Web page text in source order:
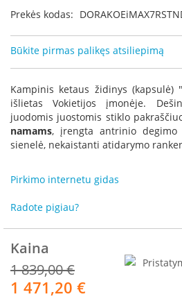
f
r
o
m
e
R
o
t
p
p
r
Prekės kodas:
Būkite pirmas palikęs atsiliepimą
Kampinis ketaus židinys (kapsulė)
išlietas Vokietijos įmonėje.
juodomis juostomis stiklo
namams, įrengta antrinio degimo
sienelė, nekaistanti atidarymo
Pirkimo internetu gidas
Radote pigiau?
Kaina
1 839,00 €
Akcija
1 471,20 €